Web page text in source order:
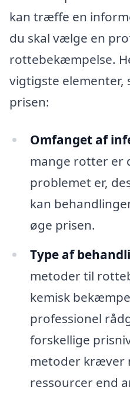
kan træffe en
du skal vælge en
rottebekæmpelse.
vigtigste elementer,
prisen:
Omfanget af
mange rotter er
problemet er,
kan
øge prisen.
Type af
metoder til
kemisk
professionel
forskellige
metoder kræver
ressourcer end